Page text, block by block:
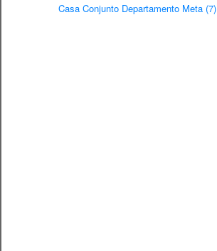
Casa Conjunto Departamento Meta (7)